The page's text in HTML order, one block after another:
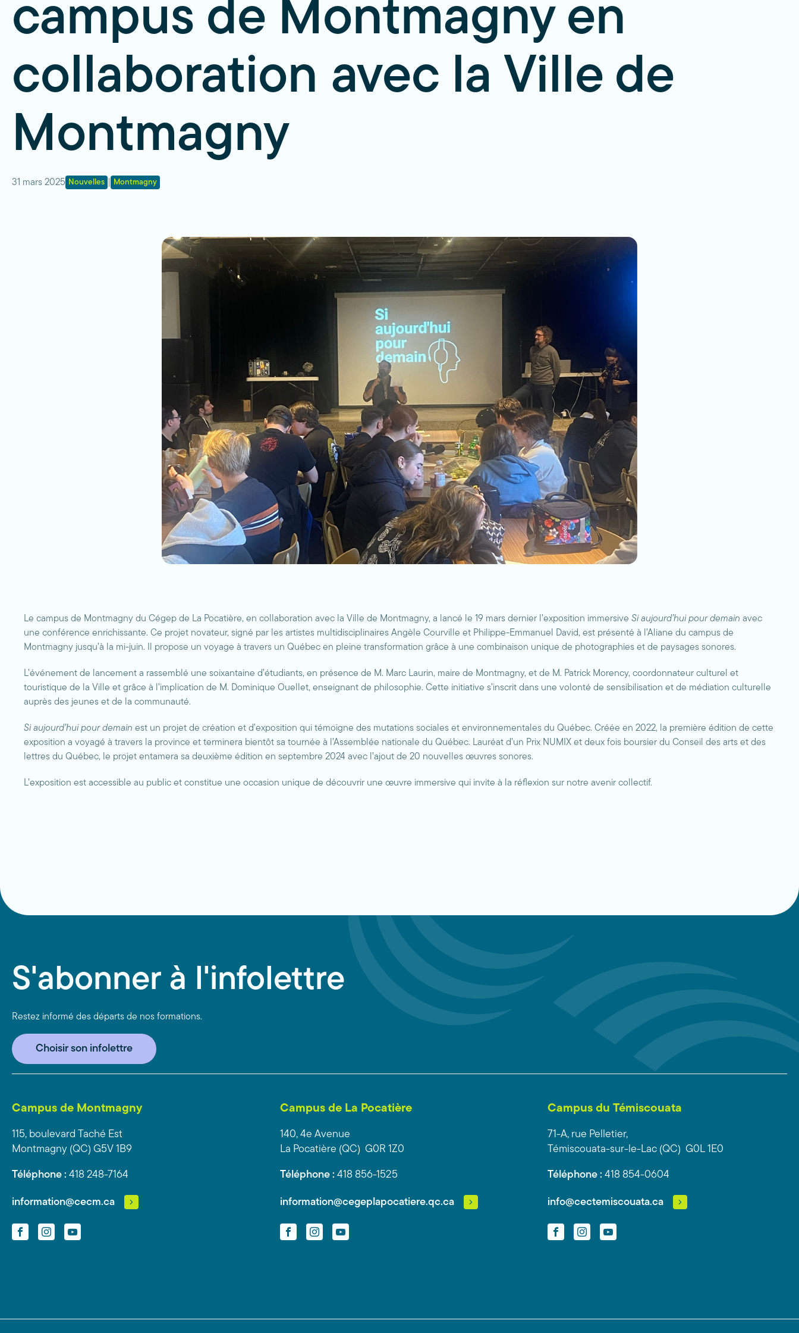
campus de Montmagny en
collaboration avec la Ville de
Montmagny
31 mars 2025 Nouvelles Montmagny
Le campus de Montmagny du Cégep de La Pocatière, en collaboration avec la Ville de Montmagny, a lancé le 19 mars dernier l’exposition immersive Si aujourd’hui pour demain avec
une conférence enrichissante. Ce projet novateur, signé par les artistes multidisciplinaires Angèle Courville et Philippe-Emmanuel David, est présenté à l’Aliane du campus de
Montmagny jusqu’à la mi-juin. Il propose un voyage à travers un Québec en pleine transformation grâce à une combinaison unique de photographies et de paysages sonores.
L’événement de lancement a rassemblé une soixantaine d’étudiants, en présence de M. Marc Laurin, maire de Montmagny, et de M. Patrick Morency, coordonnateur culturel et
touristique de la Ville et grâce à l’implication de M. Dominique Ouellet, enseignant de philosophie. Cette initiative s’inscrit dans une volonté de sensibilisation et de médiation culturelle
auprès des jeunes et de la communauté.
Si aujourd’hui pour demain est un projet de création et d’exposition qui témoigne des mutations sociales et environnementales du Québec. Créée en 2022, la première édition de cette
exposition a voyagé à travers la province et terminera bientôt sa tournée à l’Assemblée nationale du Québec. Lauréat d’un Prix NUMIX et deux fois boursier du Conseil des arts et des
lettres du Québec, le projet entamera sa deuxième édition en septembre 2024 avec l’ajout de 20 nouvelles œuvres sonores.
L’exposition est accessible au public et constitue une occasion unique de découvrir une œuvre immersive qui invite à la réflexion sur notre avenir collectif.
S'abonner à l'infolettre
Restez informé des départs de nos formations.
Choisir son infolettre
Campus de Montmagny
115, boulevard Taché Est
Montmagny (QC) G5V 1B9
Téléphone : 418 248-7164
information@cecm.ca
FacebookInstagramYouTube
Campus de La Pocatière
140, 4e Avenue
La Pocatière (QC) G0R 1Z0
Téléphone : 418 856-1525
information@cegeplapocatiere.qc.ca
FacebookInstagramYouTube
Campus du Témiscouata
71-A, rue Pelletier,
Témiscouata-sur-le-Lac (QC) G0L 1E0
Téléphone : 418 854-0604
info@cectemiscouata.ca
FacebookInstagramYouTube